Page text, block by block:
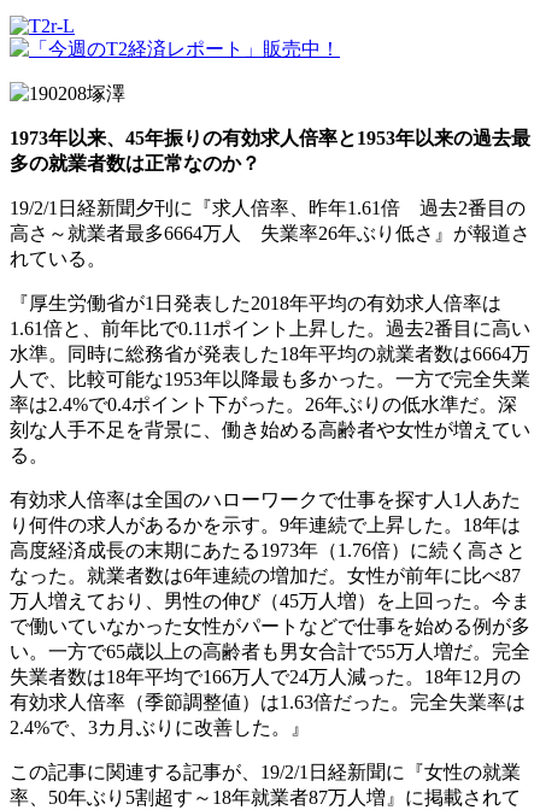
1973年以来、45年振りの有効求人倍率と1953年以来の過去最
多の就業者数は正常なのか？
19/2/1日経新聞夕刊に『求人倍率、昨年1.61倍 過去2番目の
高さ～就業者最多6664万人 失業率26年ぶり低さ』が報道さ
れている。
『厚生労働省が1日発表した2018年平均の有効求人倍率は
1.61倍と、前年比で0.11ポイント上昇した。過去2番目に高い
水準。同時に総務省が発表した18年平均の就業者数は6664万
人で、比較可能な1953年以降最も多かった。一方で完全失業
率は2.4%で0.4ポイント下がった。26年ぶりの低水準だ。深
刻な人手不足を背景に、働き始める高齢者や女性が増えてい
る。
有効求人倍率は全国のハローワークで仕事を探す人1人あた
り何件の求人があるかを示す。9年連続で上昇した。18年は
高度経済成長の末期にあたる1973年（1.76倍）に続く高さと
なった。就業者数は6年連続の増加だ。女性が前年に比べ87
万人増えており、男性の伸び（45万人増）を上回った。今ま
で働いていなかった女性がパートなどで仕事を始める例が多
い。一方で65歳以上の高齢者も男女合計で55万人増だ。完全
失業者数は18年平均で166万人で24万人減った。18年12月の
有効求人倍率（季節調整値）は1.63倍だった。完全失業率は
2.4%で、3カ月ぶりに改善した。』
この記事に関連する記事が、19/2/1日経新聞に『女性の就業
率、50年ぶり5割超す～18年就業者87万人増』に掲載されて